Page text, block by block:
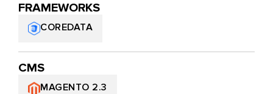
FRAMEWORKS
COREDATA
CMS
MAGENTO 2.3